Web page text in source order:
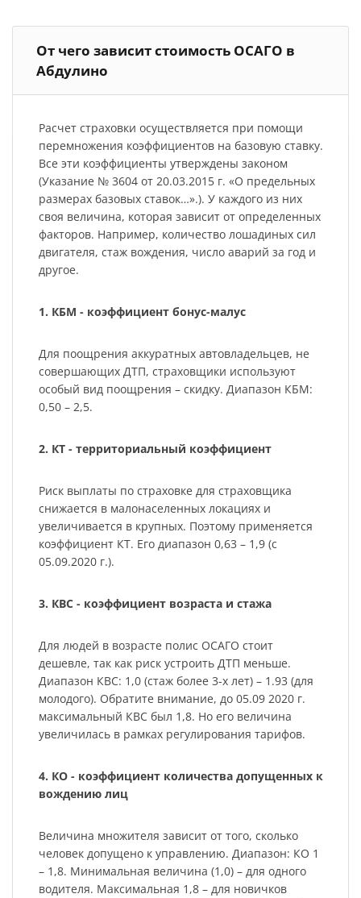
От чего зависит стоимость ОСАГО в
Абдулино
Расчет страховки осуществляется при помощи
перемножения коэффициентов на базовую ставку.
Все эти коэффициенты утверждены законом
(Указание № 3604 от 20.03.2015 г. «О предельных
размерах базовых ставок…».). У каждого из них
своя величина, которая зависит от определенных
факторов. Например, количество лошадиных сил
двигателя, стаж вождения, число аварий за год и
другое.
1. КБМ - коэффициент бонус-малус
Для поощрения аккуратных автовладельцев, не
совершающих ДТП, страховщики используют
особый вид поощрения – скидку. Диапазон КБМ:
0,50 – 2,5.
2. КТ - территориальный коэффициент
Риск выплаты по страховке для страховщика
снижается в малонаселенных локациях и
увеличивается в крупных. Поэтому применяется
коэффициент КТ. Его диапазон 0,63 – 1,9 (с
05.09.2020 г.).
3. КВС - коэффициент возраста и стажа
Для людей в возрасте полис ОСАГО стоит
дешевле, так как риск устроить ДТП меньше.
Диапазон КВС: 1,0 (стаж более 3-х лет) – 1.93 (для
молодого). Обратите внимание, до 05.09 2020 г.
максимальный КВС был 1,8. Но его величина
увеличилась в рамках регулирования тарифов.
4. КО - коэффициент количества допущенных к
вождению лиц
Величина множителя зависит от того, сколько
человек допущено к управлению. Диапазон: КО 1
– 1,8. Минимальная величина (1,0) – для одного
водителя. Максимальная 1,8 – для новичков